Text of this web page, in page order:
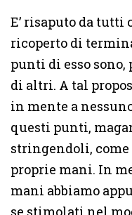
E’ risaputo da tutti
ricoperto di
punti di esso
di altri. A tal
in mente a
questi punti,
stringendoli,
proprie mani. In
mani abbiamo